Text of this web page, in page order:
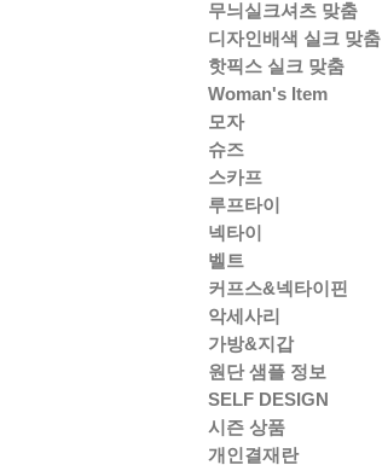
무늬실크셔츠 맞춤
디자인배색 실크 맞춤
핫픽스 실크 맞춤
Woman's Item
모자
슈즈
스카프
루프타이
넥타이
벨트
커프스&넥타이핀
악세사리
가방&지갑
원단 샘플 정보
SELF DESIGN
시즌 상품
개인결재란